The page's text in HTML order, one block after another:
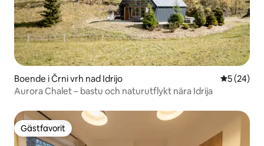
Boende i Črni vrh nad Idrijo 5 av 5 i
5 (24)
Aurora Chalet – bastu och naturutflykt nära Idrija
Gästfavorit
Gästfavorit